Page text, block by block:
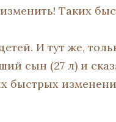
Таких
И тут же,
сын (27 л) и
быстрых